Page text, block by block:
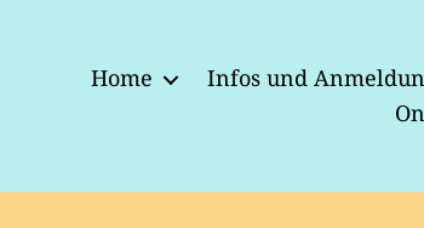
Home Infos und